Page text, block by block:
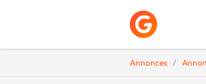
Annonces